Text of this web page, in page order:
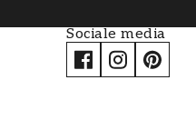
Sociale media